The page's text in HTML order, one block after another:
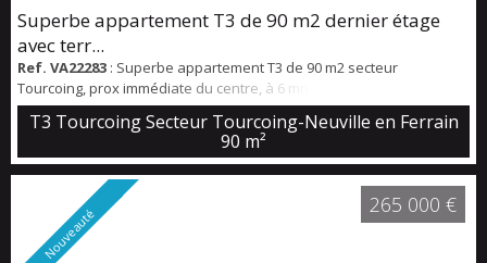
Superbe appartement T3 de 90 m2 dernier étage
avec terr...
Ref. VA22283 : Superbe appartement T3 de 90 m2 secteur
Tourcoing, prox immédiate du centre, à 6 mn à pied du métro, au
4ème et dernier étage d'une belle résidence sécurisée (ancienne
usine de tissage) Très belle terrasse sud ouest de 35 m2. Séjour
ultra lumineux , cuisine ouverte entièrement équipée, deux
chambres (12,3 et 10,5 m2). Salle de bains avec douche, double
vasque. Nombreux placards. 2 parkin...
T3 Tourcoing Secteur Tourcoing-Neuville en Ferrain
90 m²
Nouveauté
265 000 €